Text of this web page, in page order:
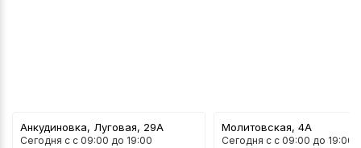
Анкудиновка, Луговая, 29А
Сегодня с c 09:00 до 19:00
Молитовская, 4А
Сегодня с c 09:00 до 19:00